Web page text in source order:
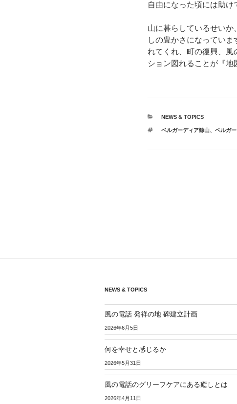
自由になった頃には助け
山に暮らしているせい
しの豊かさになってい
れてくれ、町の復興、
ション図れることが『地
カ
ゴ
NEWS & TOPICS
タ
ベルガーディア鯨山、 ベルガ
ョ
NEWS & TOPICS
風の電話 発祥の地 碑建立計画
2026年6月5日
何を幸せと感じるか
2026年5月31日
風の電話のグリーフケアにある癒しとは
2026年4月11日